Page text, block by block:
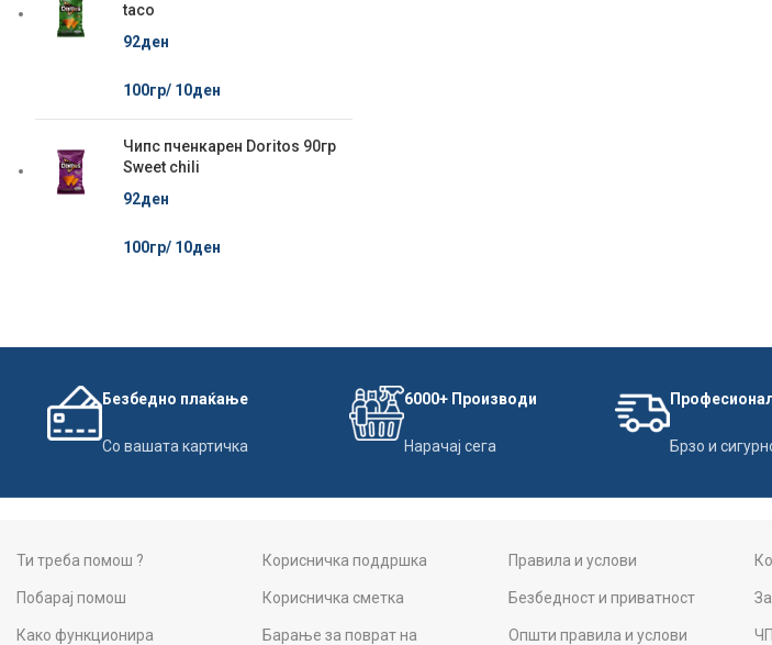
taco
92ден
100гр/ 10ден
Чипс пченкарен Doritos 90гр
Sweet chili
92ден
100гр/ 10ден
Безбедно плаќање
Со вашата картичка
6000+ Производи
Нарачај сега Брзо и
Ти треба помош ?
Побарај помош
Како функционира
Корисничка поддршка
Корисничка сметка
Барање за поврат на
Правила и услови
Безбедност и приватност
Општи правила и услови